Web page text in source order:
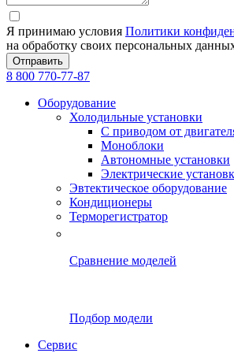
Я принимаю условия Политики
на обработку своих персональных
Отправить
8 800 770-77-87
Оборудование
Холодильные установки
С приводом от
Моноблоки
Автономные установки
Электрические
Эвтектическое оборудование
Кондиционеры
Терморегистратор
Сравнение моделей
Подбор модели
Сервис